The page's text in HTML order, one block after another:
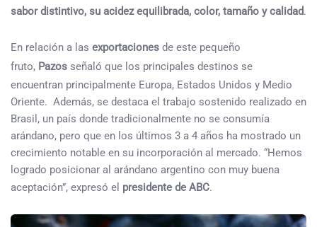
sabor distintivo, su acidez equilibrada, color, tamaño y calidad.
En relación a las exportaciones de este pequeño
fruto, Pazos señaló que los principales destinos se
encuentran principalmente Europa, Estados Unidos y Medio
Oriente. Además, se destaca el trabajo sostenido realizado en
Brasil, un país donde tradicionalmente no se consumía
arándano, pero que en los últimos 3 a 4 años ha mostrado un
crecimiento notable en su incorporación al mercado. “Hemos
logrado posicionar al arándano argentino con muy buena
aceptación”, expresó el presidente de ABC.